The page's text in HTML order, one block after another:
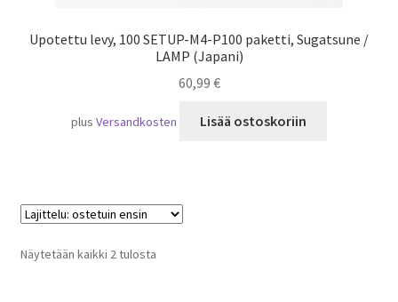
Upotettu levy, 100 SETUP-M4-P100 paketti, Sugatsune /
LAMP (Japani)
60,99 €
plusVersandkosten Lisää ostoskoriin
Näytetään kaikki 2 tulostaSuosituimmat